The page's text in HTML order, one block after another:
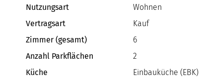
Nutzungsart Wohnen
Vertragsart
Kauf
Zimmer (gesamt)
6
Anzahl Parkflächen
2
Küche
Einbauküche (EBK)